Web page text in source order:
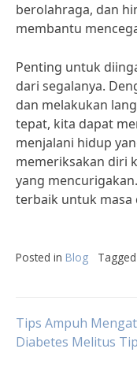
berolahraga, dan
membantu
Penting untuk
dari segalanya.
dan melakukan
tepat, kita dapat
menjalani hidup
memeriksakan diri
yang
terbaik untuk masa
Posted in Blog Tagged
Post
Tips Ampuh
Diabetes Melitus